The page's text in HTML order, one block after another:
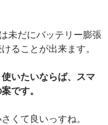
未だにバッテリー膨張
ることが出来ます。
いたいならば、スマ
です。
くて良いっすね。